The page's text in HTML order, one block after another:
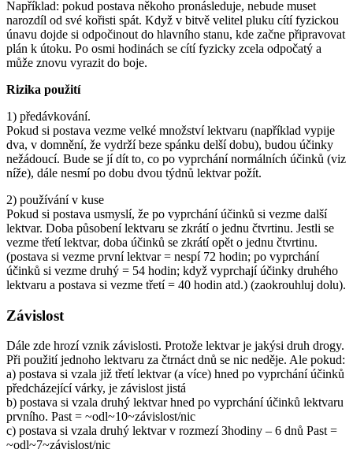
Například: pokud postava někoho pronásleduje, nebude muset
narozdíl od své kořisti spát. Když v bitvě velitel pluku cítí fyzickou
únavu dojde si odpočinout do hlavního stanu, kde začne připravovat
plán k útoku. Po osmi hodinách se cítí fyzicky zcela odpočatý a
může znovu vyrazit do boje.
Rizika použití
1) předávkování.
Pokud si postava vezme velké množství lektvaru (například vypije
dva, v domnění, že vydrží beze spánku delší dobu), budou účinky
nežádoucí. Bude se jí dít to, co po vyprchání normálních účinků (viz
níže), dále nesmí po dobu dvou týdnů lektvar požít.
2) používání v kuse
Pokud si postava usmyslí, že po vyprchání účinků si vezme další
lektvar. Doba působení lektvaru se zkrátí o jednu čtvrtinu. Jestli se
vezme třetí lektvar, doba účinků se zkrátí opět o jednu čtvrtinu.
(postava si vezme první lektvar = nespí 72 hodin; po vyprchání
účinků si vezme druhý = 54 hodin; když vyprchají účinky druhého
lektvaru a postava si vezme třetí = 40 hodin atd.) (zaokrouhluj dolu).
Závislost
Dále zde hrozí vznik závislosti. Protože lektvar je jakýsi druh drogy.
Při použití jednoho lektvaru za čtrnáct dnů se nic neděje. Ale pokud:
a) postava si vzala již třetí lektvar (a více) hned po vyprchání účinků
předcházející várky, je závislost jistá
b) postava si vzala druhý lektvar hned po vyprchání účinků lektvaru
prvního. Past = ~odl~10~závislost/nic
c) postava si vzala druhý lektvar v rozmezí 3hodiny – 6 dnů Past =
~odl~7~závislost/nic